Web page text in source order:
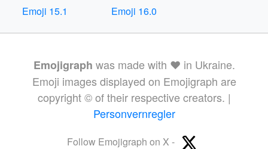
Emoji 15.1
Emoji 16.0
Emojigraph was made with ❤️ in Ukraine.
Emoji images displayed on Emojigraph are
copyright © of their respective creators. |
Personvernregler
Follow Emojigraph on X -